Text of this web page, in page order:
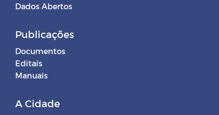
Dados Abertos
Publicações
Documentos
Editais
Manuais
A Cidade